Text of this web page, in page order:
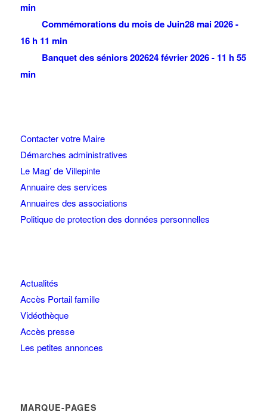
min
Commémorations du mois de Juin28 mai 2026 -
16 h 11 min
Banquet des séniors 202624 février 2026 - 11 h 55
min
Contacter votre Maire
Démarches administratives
Le Mag’ de Villepinte
Annuaire des services
Annuaires des associations
Politique de protection des données personnelles
Actualités
Accès Portail famille
Vidéothèque
Accès presse
Les petites annonces
MARQUE-PAGES